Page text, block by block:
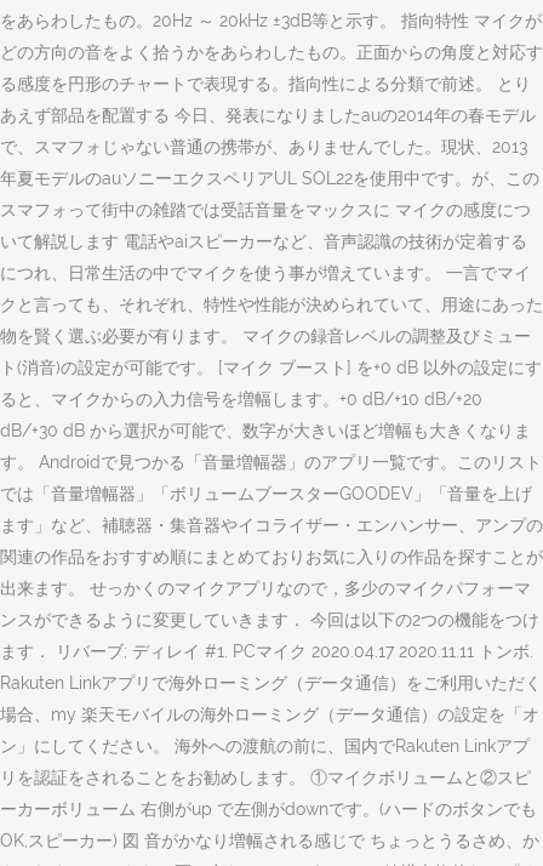
をあらわしたもの。20Hz ～ 20kHz ±3dB等と示す。 指向特性 マイクが
どの方向の音をよく拾うかをあらわしたもの。正面からの角度と対応す
る感度を円形のチャートで表現する。指向性による分類で前述。 とり
あえず部品を配置する 今日、発表になりましたauの2014年の春モデル
で、スマフォじゃない普通の携帯が、ありませんでした。現状、2013
年夏モデルのauソニーエクスペリアUL SOL22を使用中です。が、この
スマフォって街中の雑踏では受話音量をマックスに マイクの感度につ
いて解説します 電話やaiスピーカーなど、音声認識の技術が定着する
につれ、日常生活の中でマイクを使う事が増えています。 一言でマイ
クと言っても、それぞれ、特性や性能が決められていて、用途にあった
物を賢く選ぶ必要が有ります。 マイクの録音レベルの調整及びミュー
ト(消音)の設定が可能です。 [マイク ブースト] を+0 dB 以外の設定にす
ると、マイクからの入力信号を増幅します。+0 dB/+10 dB/+20
dB/+30 dB から選択が可能で、数字が大きいほど増幅も大きくなりま
す。 Androidで見つかる「音量増幅器」のアプリ一覧です。このリスト
では「音量増幅器」「ボリュームブースターGOODEV」「音量を上げ
ます」など、補聴器・集音器やイコライザー・エンハンサー、アンプの
関連の作品をおすすめ順にまとめておりお気に入りの作品を探すことが
出来ます。 せっかくのマイクアプリなので，多少のマイクパフォーマ
ンスができるように変更していきます． 今回は以下の2つの機能をつけ
ます． リバーブ; ディレイ #1. PCマイク 2020.04.17 2020.11.11 トンボ.
Rakuten Linkアプリで海外ローミング（データ通信）をご利用いただく
場合、my 楽天モバイルの海外ローミング（データ通信）の設定を「オ
ン」にしてください。 海外への渡航の前に、国内でRakuten Linkアプ
リを認証をされることをお勧めします。 ①マイクボリュームと②スピ
ーカーボリューム 右側がup で左側がdownです。(ハードのボタンでも
OK,スピーカー) 図 音がかなり増幅される感じで ちょっとうるさめ、か